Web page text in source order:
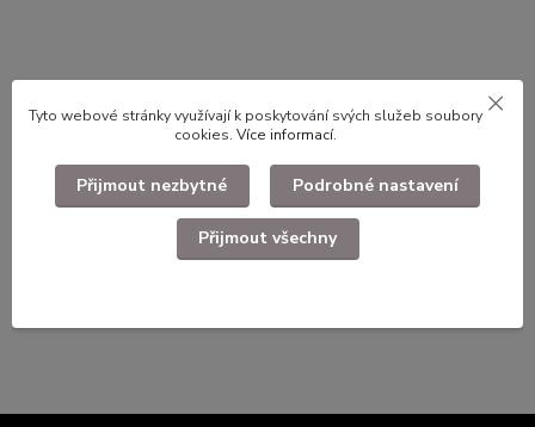
Zboží zařazeno v kategoriích
Tyto webové stránky využívají k poskytování svých služeb soubory
cookies. Více informací.
Přijmout nezbytné Podrobné nastavení
Přijmout všechny